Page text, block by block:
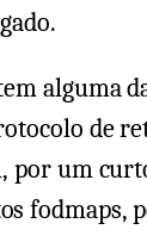
alguma
de
por um
fodmaps,